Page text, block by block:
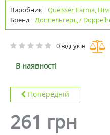
Виробник: Queisser Farma,
Бренд: Доппельгерц /
0 відгуків
В наявності
Попередній
261 грн